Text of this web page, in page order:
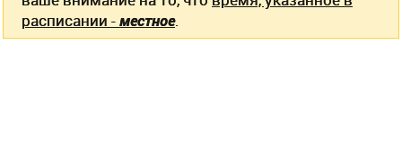
расписании -местное.